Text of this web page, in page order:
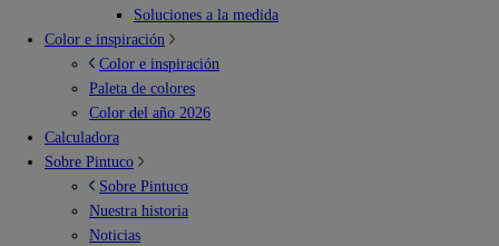
Soluciones a la medida
Color e inspiración
Color e inspiración
Paleta de colores
Color del año 2026
Calculadora
Sobre Pintuco
Sobre Pintuco
Nuestra historia
Noticias